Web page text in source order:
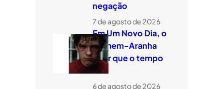
negação
7 de agosto de 2026
Em Um Novo Dia, o
Homem-Aranha
quer que o tempo
voe
6 de agosto de 2026